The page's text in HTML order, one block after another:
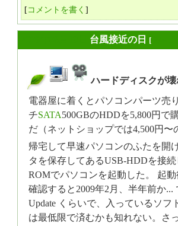
[コメントを書く ]
台風接近の日 [
ハードディスクが
電器屋に着くとパソコンパーツ売
チSATA500GBのHDDを5,800円で
だ（ネットショップでは4,500円〜
帰宅して早速パソコンのふたを開
タを保存してあるUSB-HDDを接
ROMでパソコンを起動した。 起
確認すると2009年2月、半年前か...
Update くらいで、入っているソ
は最低限で済むかも知れない。さ